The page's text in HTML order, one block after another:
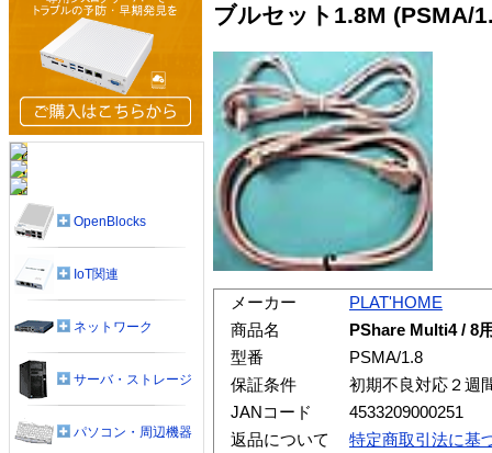
ブルセット1.8M (PSMA/
メーカー
PLAT'HOME
商品名
PShare Multi4 / 8
型番
PSMA/1.8
保証条件
初期不良対応２週
JANコード
4533209000251
返品について
特定商取引法に基
OpenBlocks
IoT関連
ネットワーク
サーバ・ストレージ
パソコン・周辺機器